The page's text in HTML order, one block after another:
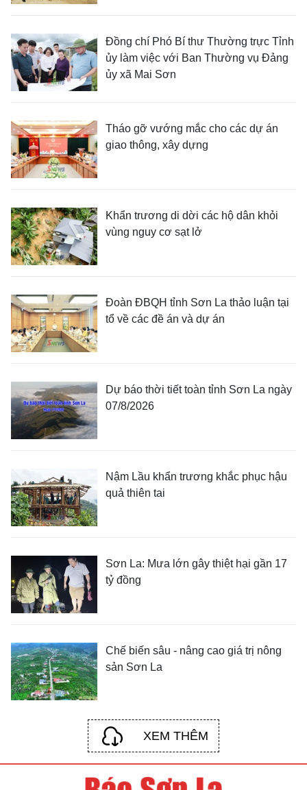
Đồng chí Phó Bí thư Thường trực Tỉnh
ủy làm việc với Ban Thường vụ Đảng
ủy xã Mai Sơn
Tháo gỡ vướng mắc cho các dự án
giao thông, xây dựng
Khẩn trương di dời các hộ dân khỏi
vùng nguy cơ sạt lở
Đoàn ĐBQH tỉnh Sơn La thảo luận tại
tổ về các đề án và dự án
Dự báo thời tiết toàn tỉnh Sơn La ngày
07/8/2026
Nậm Lầu khẩn trương khắc phục hậu
quả thiên tai
Sơn La: Mưa lớn gây thiệt hại gần 17
tỷ đồng
Chế biến sâu - nâng cao giá trị nông
sản Sơn La
XEM THÊM